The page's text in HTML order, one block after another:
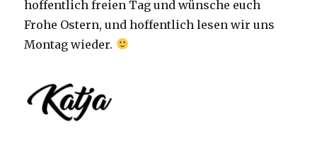
hoffentlich freien Tag und wünsche euch
Frohe Ostern, und hoffentlich lesen wir uns
Montag wieder.